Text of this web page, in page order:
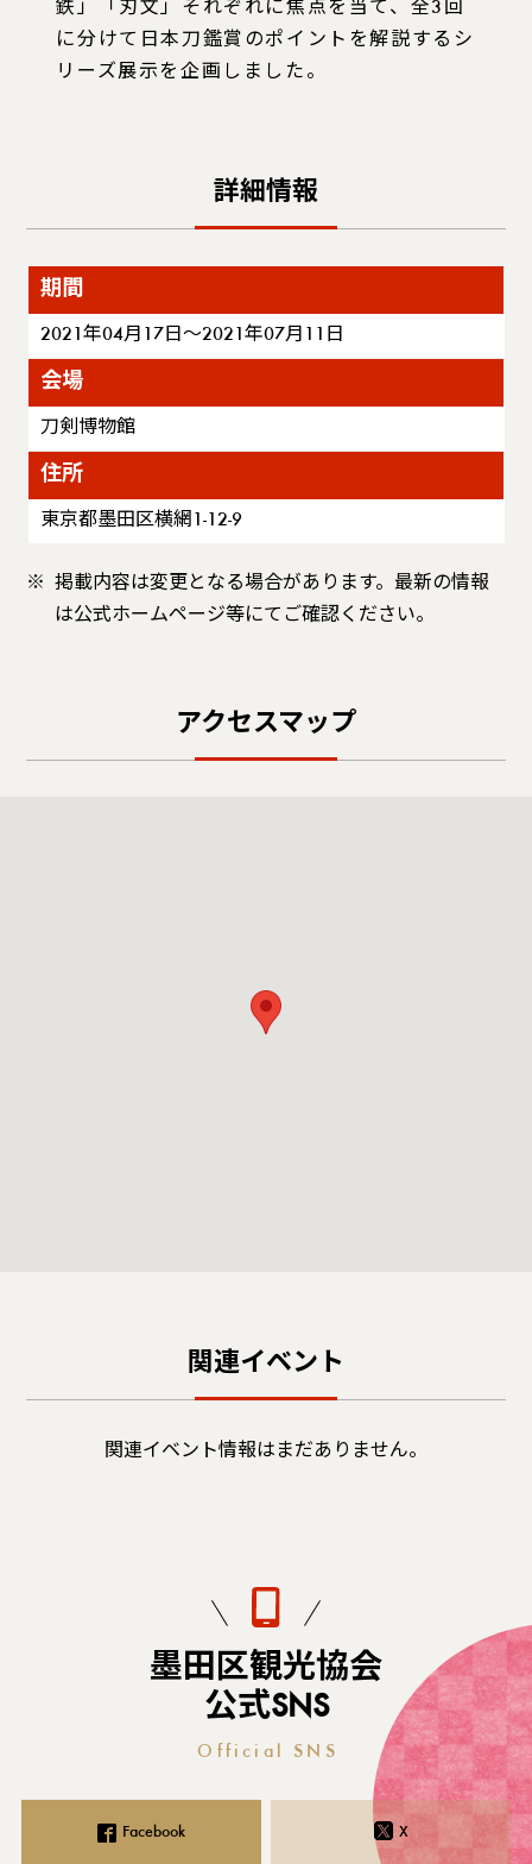
鉄」「刃文」それぞれに焦点を当て、全3回
に分けて日本刀鑑賞のポイントを解説するシ
リーズ展示を企画しました。
詳細情報
期間
2021年04月17日～2021年07月11日
会場
刀剣博物館
住所
東京都墨田区横網1-12-9
掲載内容は変更となる場合があります。最新の情報
は公式ホームページ等にてご確認ください。
アクセスマップ
関連イベント
関連イベント情報はまだありません。
墨田区観光協会
公式SNS
Official SNS
Facebook X